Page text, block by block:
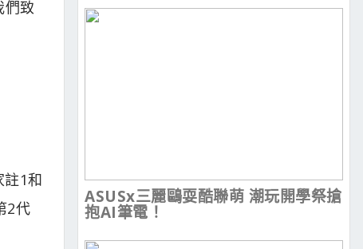
們致
1和
2代
ASUSx三麗鷗耍酷聯萌 潮玩開學祭搶
抱AI筆電！